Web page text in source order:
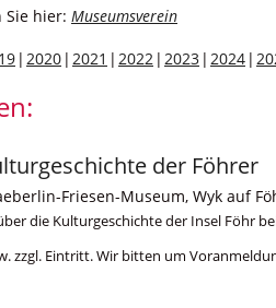
Sie hier: Museumsverein
2020 2021 2022 2023 2024
der Föhrer
Friesen-Museum, Wyk auf
die Kulturgeschichte der Insel Föhr
zzgl. Eintritt. Wir bitten um